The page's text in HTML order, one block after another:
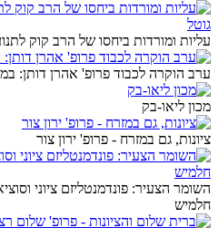
עליות ומורדות ביחסו של הרב קוק
ערב הוקרה לכבוד פרופ' אהרן דותן:
מכון ליאו-בק
ציונות, גם במזרח - פרופ' ירון צור
השומר הצעיר: פונדמנטליזם ציוני
חלמיש